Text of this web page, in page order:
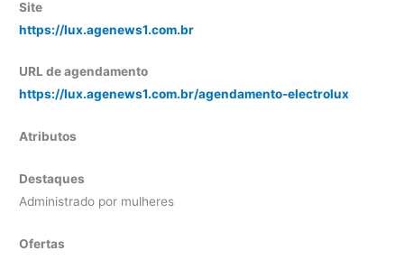
Site
https://lux.agenews1.com.br
URL de agendamento
https://lux.agenews1.com.br/agendamento-electrolux
Atributos
Destaques
Administrado por mulheres
Ofertas